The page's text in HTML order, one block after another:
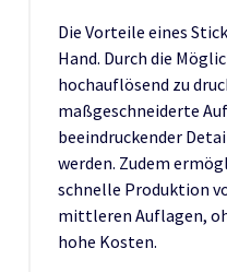
Die Vorteile eines
Hand. Durch die
hochauflösend zu
maßgeschneiderte
beeindruckender
werden. Zudem
schnelle Produktion
mittleren Auflagen,
hohe Kosten.